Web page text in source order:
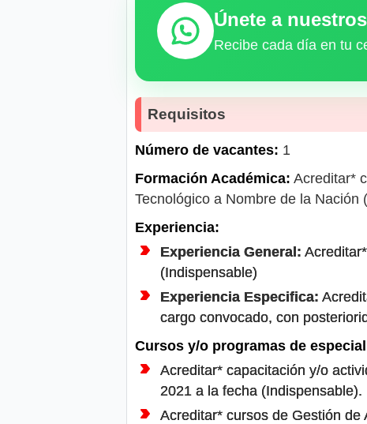
Únete a
Recibe cada día en tu
Requisitos
Número de vacantes: 1
Formación Académica: Acreditar*
Tecnológico a Nombre de la
Experiencia:
Experiencia General:
(Indispensable)
Experiencia Especifica:
cargo convocado, con
Cursos y/o programas de
Acreditar* capacitación y/o
2021 a la fecha (Indispensable).
Acreditar* cursos de Gestión